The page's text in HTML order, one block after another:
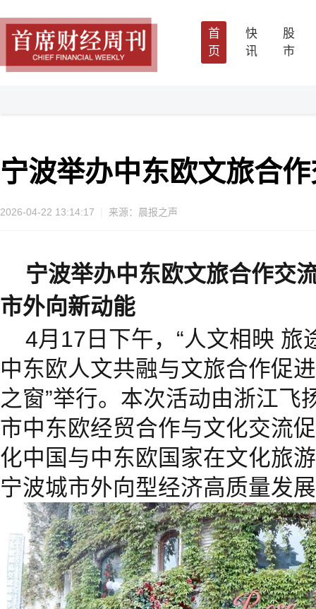
首
页
快
讯
股
市
宁波举办中东欧文旅合
2026-04-22 13:14:17 来源：晨报之声
宁波举办中东欧文旅合作交
市外向新动能
4月17日下午，“人文相映 旅
中东欧人文共融与文旅合作促
之窗”举行。本次活动由浙江飞
市中东欧经贸合作与文化交流
化中国与中东欧国家在文化旅
宁波城市外向型经济高质量发